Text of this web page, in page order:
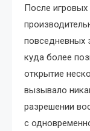
После игровых
повседневных
куда более
открытие
вызывало
разрешении
с